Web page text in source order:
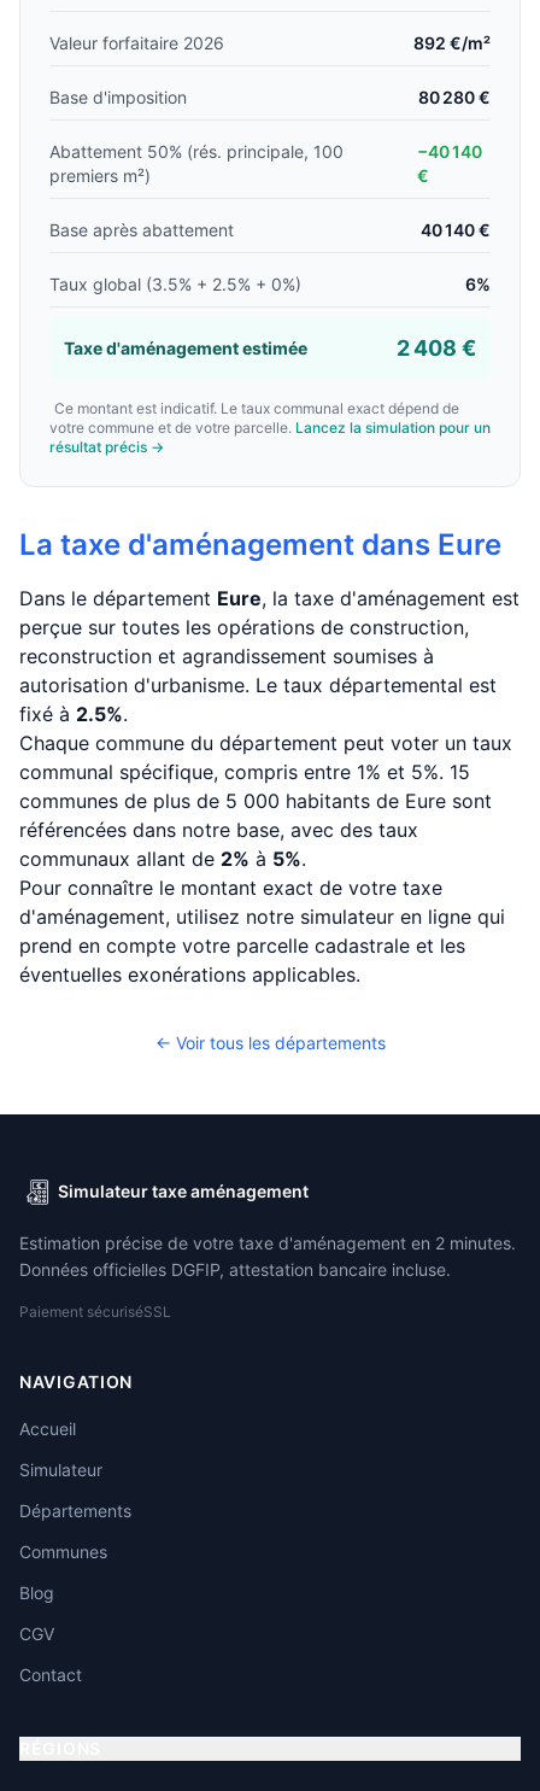
Valeur forfaitaire 2026 892 €/m²
Base d'imposition 80 280 €
Abattement 50% (rés. principale, 100
premiers m²)
−40 140
€
Base après abattement 40 140 €
Taux global (3.5% + 2.5% + 0%) 6%
Taxe d'aménagement estimée 2 408 €
Ce montant est indicatif. Le taux communal exact dépend de
votre commune et de votre parcelle. Lancez la simulation pour un
résultat précis →
La taxe d'aménagement dans Eure
Dans le département Eure, la taxe d'aménagement est
perçue sur toutes les opérations de construction,
reconstruction et agrandissement soumises à
autorisation d'urbanisme. Le taux départemental est
fixé à 2.5%.
Chaque commune du département peut voter un taux
communal spécifique, compris entre 1% et 5%. 15
communes de plus de 5 000 habitants de Eure sont
référencées dans notre base, avec des taux
communaux allant de 2% à 5%.
Pour connaître le montant exact de votre taxe
d'aménagement, utilisez notre simulateur en ligne qui
prend en compte votre parcelle cadastrale et les
éventuelles exonérations applicables.
← Voir tous les départements
Simulateur taxe aménagement
Estimation précise de votre taxe d'aménagement en 2 minutes.
Données officielles DGFIP, attestation bancaire incluse.
Paiement sécuriséSSL
NAVIGATION
Accueil
Simulateur
Départements
Communes
Blog
CGV
Contact